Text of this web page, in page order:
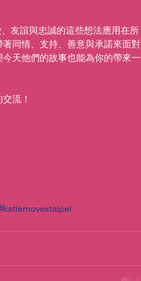
友誼與忠誠的這些想法應用在所
同情、支持、善意與承諾來面對
天他們的故事也能為你的帶來一
流！